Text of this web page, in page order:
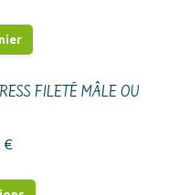
FILETÉ MÂLE OU
€